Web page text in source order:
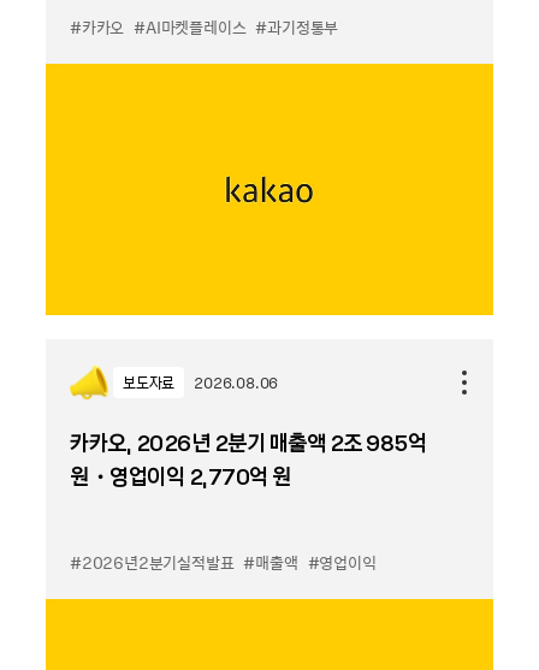
#카카오 #AI마켓플레이스 #과기정통부
보도자료 2026.08.06
카카오, 2026년 2분기 매출액 2조 985억
원・영업이익 2,770억 원
#2026년2분기실적발표 #매출액 #영업이익